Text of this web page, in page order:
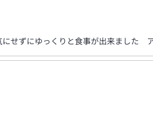
せずにゆっくりと食事が出来ました